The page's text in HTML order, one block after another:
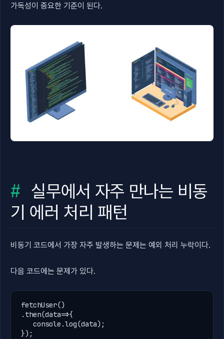
가독성이 중요한 기준이 된다.
실무에서 자주 만나는 비동
기 에러 처리 패턴
비동기 코드에서 가장 자주 발생하는 문제는 예외 처리 누락이다.
다음 코드에는 문제가 있다.
fetchUser
. then(data=>{
console .log(data);
});